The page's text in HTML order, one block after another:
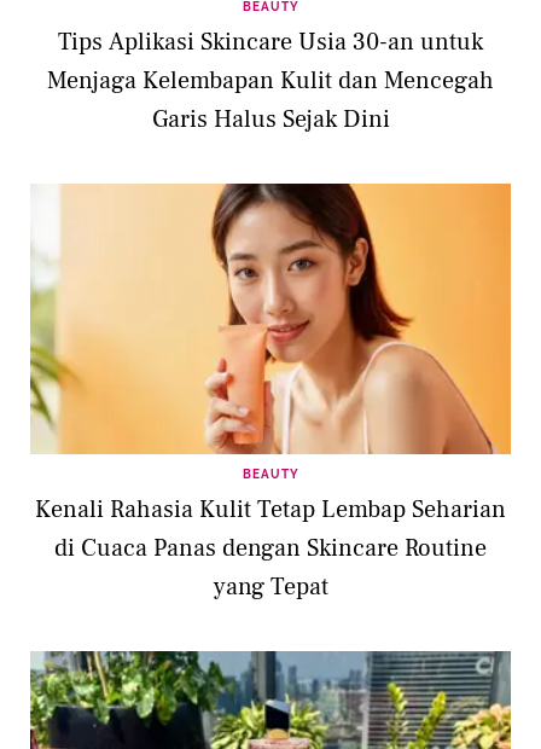
BEAUTY
Tips Aplikasi Skincare Usia 30-an untuk
Menjaga Kelembapan Kulit dan Mencegah
Garis Halus Sejak Dini
BEAUTY
Kenali Rahasia Kulit Tetap Lembap Seharian
di Cuaca Panas dengan Skincare Routine
yang Tepat